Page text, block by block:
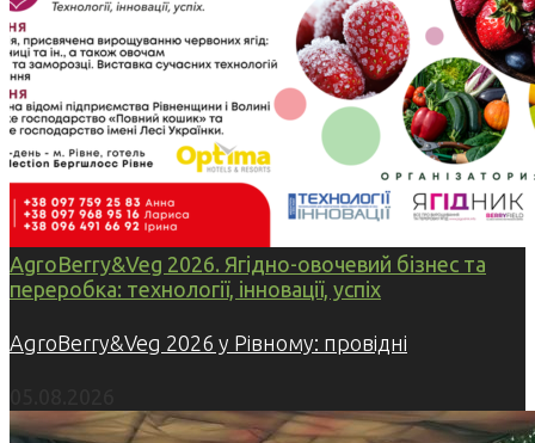
AgroBerry&Veg 2026. Ягідно-овочевий бізнес та
переробка: технології, інновації, успіх
AgroBerry&Veg 2026 у Рівному: провідні